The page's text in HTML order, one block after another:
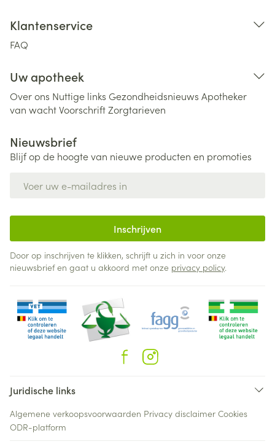
Klantenservice
FAQ
Uw apotheek
Over ons Nuttige links Gezondheidsnieuws Apotheker
van wachtVoorschriftZorgtarieven
Nieuwsbrief
Blijf op de hoogte van nieuwe producten en promoties
Inschrijven
Door op inschrijven te klikken, schrijft u zich in voor onze
nieuwsbrief en gaat u akkoord met onze privacy policy.
Juridische links
Algemene verkoopsvoorwaarden Privacy disclaimer Cookies
ODR-platform